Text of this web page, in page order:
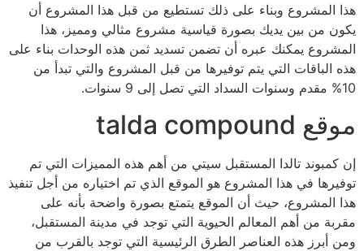
هذا المشروع وبناء على ذلك تستطيع من قبل هذا المشروع أن
يكون من بين يديك بصورة قياسية مشروع مثالي ومميز، هذا
المشروع يمكنك عبره أن تضمن تسديد ثمن هذه الوحدات بناء على
هذه الباقات التي يتم توفيرها من قبل المشروع والتي تبدأ من
10% مقدم وسنوات السداد التي تصل إلى 9 سنوات.
موقع talda compound
إن كمبوند تالدا المستقبل سيتي من أهم هذه المميزات التي تم
توفيرها في هذا المشروع هو الموقع الذي تم اختياره من أجل تنفيذ
هذا المشروع، حيث أن الموقع يتمتع بصورة واضحة بأنه على
مقربة من أهم المعالم الحيوية التي توجد في مدينة المستقبل،
ومن أبرز هذه العناصر الطرق الرئيسية التي توجد بالقرب من